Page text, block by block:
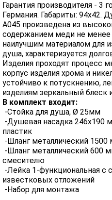
Гарантия производителя - 3
Германия. Габариты: 94х42.
А045 произведена из
содержанием меди не менее
наилучшим материалом для
душа, характеризуется
Изделия проходят процесс
корпус изделия хрома и
устойчиво к потускнению,
изделиям зеркальный блеск
В комплект входит:
-Стойка для душа, Ø 25мм
-Душевая насадка 246х190
пластик
-Шланг металлический
-Шланг металлический 600
смесителю
-Лейка 1-функциональная с
известковых отложений
-Набор для монтажа